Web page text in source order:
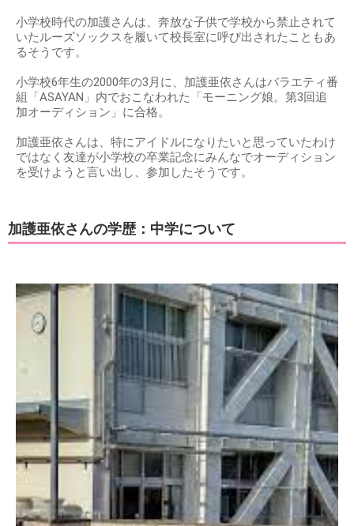
小学校時代の加護さんは、奔放な子供で学校から禁止されて
いたルーズソックスを履いて校長室に呼び出されたこともあ
るそうです。
小学校6年生の2000年の3月に、加護亜依さんはバラエティ番
組「ASAYAN」内でおこなわれた「モーニング娘。第3回追
加オーディション」に合格。
加護亜依さんは、特にアイドルになりたいと思っていたわけ
ではなく友達が小学校の卒業記念にみんなでオーディション
を受けようと言い出し、参加したそうです。
加護亜依さんの学歴：中学について